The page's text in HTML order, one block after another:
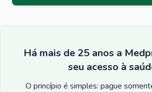
Há mais de 25 anos a
seu acesso à
O princípio é simples: pague